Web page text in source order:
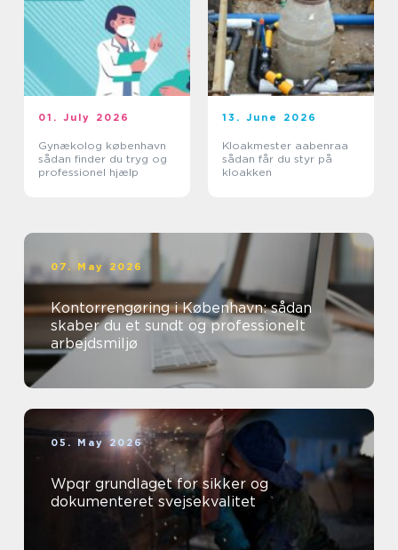
01. July 2026
Gynækolog københavn
sådan finder du tryg og
professionel hjælp
13. June 2026
Kloakmester aabenraa
sådan får du styr på
kloakken
07. May 2026
Kontorrengøring i København: sådan
skaber du et sundt og professionelt
arbejdsmiljø
05. May 2026
Wpqr grundlaget for sikker og
dokumenteret svejsekvalitet